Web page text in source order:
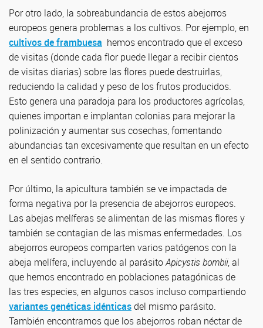
Por otro lado, la sobreabundancia de estos abejorros
europeos genera problemas a los cultivos. Por ejemplo, en
cultivos de frambuesa hemos encontrado que el exceso
de visitas (donde cada flor puede llegar a recibir cientos
de visitas diarias) sobre las flores puede destruirlas,
reduciendo la calidad y peso de los frutos producidos.
Esto genera una paradoja para los productores agrícolas,
quienes importan e implantan colonias para mejorar la
polinización y aumentar sus cosechas, fomentando
abundancias tan excesivamente que resultan en un efecto
en el sentido contrario.
Por último, la apicultura también se ve impactada de
forma negativa por la presencia de abejorros europeos.
Las abejas melíferas se alimentan de las mismas flores y
también se contagian de las mismas enfermedades. Los
abejorros europeos comparten varios patógenos con la
abeja melífera, incluyendo al parásitoApicystis bombii, al
que hemos encontrado en poblaciones patagónicas de
las tres especies, en algunos casos incluso compartiendo
variantes genéticas idénticasdel mismo parásito.
También encontramos que los abejorros roban néctar de